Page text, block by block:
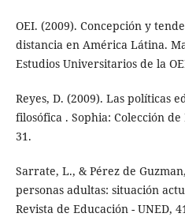
OEI. (2009). Concepción y
distancia en América Látina.
Estudios Universitarios de la
Reyes, D. (2009). Las políticas
filosófica . Sophia: Colección
31.
Sarrate, L., & Pérez de
personas adultas: situación
Revista de Educación - UNED,